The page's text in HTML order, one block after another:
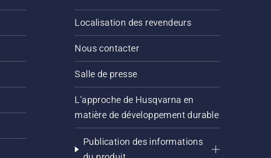
Localisation des revendeurs
Nous contacter
Salle de presse
L'approche de Husqvarna en
matière de développement durable
Publication des informations